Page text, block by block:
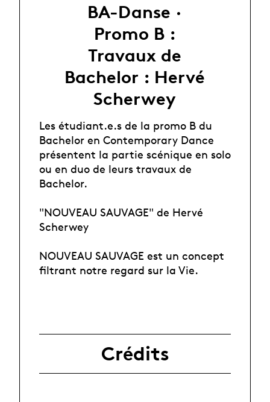
BA-Danse ·
Promo B :
Travaux de
Bachelor : Hervé
Scherwey
Les étudiant.e.s de la promo B du
Bachelor en Contemporary Dance
présentent la partie scénique en solo
ou en duo de leurs travaux de
Bachelor.
"NOUVEAU SAUVAGE" de Hervé
Scherwey
NOUVEAU SAUVAGE est un concept
filtrant notre regard sur la Vie.
Crédits